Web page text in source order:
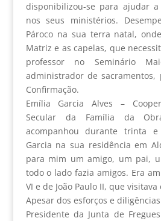
disponibilizou-se para ajudar
nos seus ministérios.
Pároco na sua terra natal,
Matriz e as capelas, que
professor no Seminário
administrador de
Confirmação.
Emília Garcia Alves –
Secular da Família da
acompanhou durante trinta
Garcia na sua residência em
para mim um amigo, um pai,
todo o lado fazia amigos. Era
VI e de João Paulo II, que
Apesar dos esforços e
Presidente da Junta de